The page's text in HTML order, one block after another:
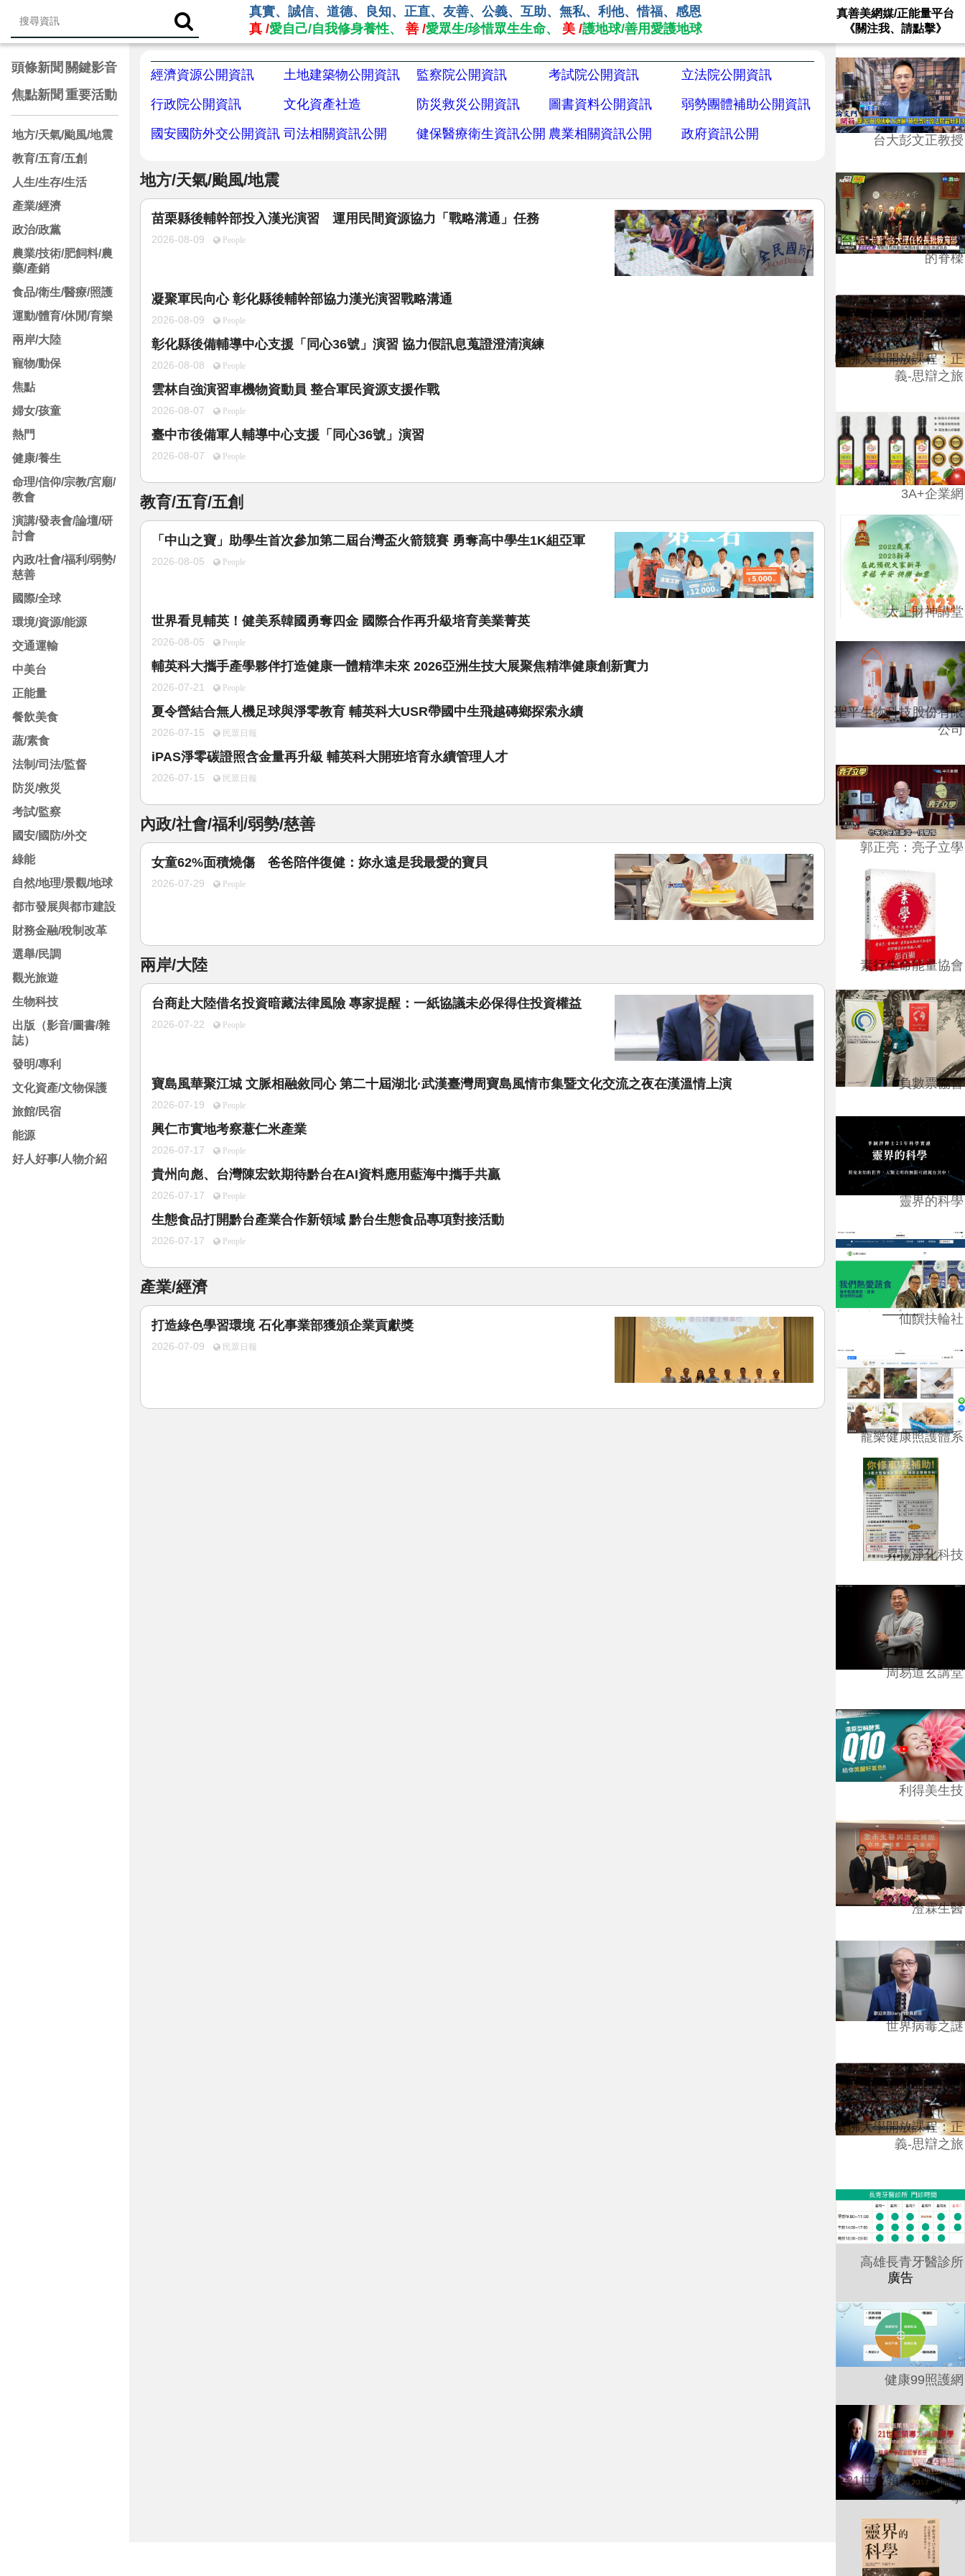
真實、誠信、道德、良知、正直、友善、公義、互助、無私、利他、惜福、感恩
真 /愛自己/自我修身養性、 善 /愛眾生/珍惜眾生生命、 美 /護地球/善用愛護地球
真善美網媒/正能量平台
《關注我、請點擊》
頭條新聞 關鍵影音
焦點新聞 重要活動
地方/天氣/颱風/地震
教育/五育/五創
人生/生存/生活
產業/經濟
政治/政黨
農業/技術/肥飼料/農
藥/產銷
食品/衛生/醫療/照護
運動/體育/休閒/育樂
兩岸/大陸
寵物/動保
焦點
婦女/孩童
熱門
健康/養生
命理/信仰/宗教/宮廟/
教會
演講/發表會/論壇/研
討會
內政/社會/福利/弱勢/
慈善
國際/全球
環境/資源/能源
交通運輸
中美台
正能量
餐飲美食
蔬/素食
法制/司法/監督
防災/救災
考試/監察
國安/國防/外交
綠能
自然/地理/景觀/地球
都市發展與都市建設
財務金融/稅制改革
選舉/民調
觀光旅遊
生物科技
出版（影音/圖書/雜
誌）
發明/專利
文化資產/文物保護
旅館/民宿
能源
好人好事/人物介紹
經濟資源公開資訊 土地建築物公開資訊 監察院公開資訊 考試院公開資訊 立法院公開資訊
行政院公開資訊 文化資產社造 防災救災公開資訊 圖書資料公開資訊 弱勢團體補助公開資訊
國安國防外交公開資訊 司法相關資訊公開 健保醫療衛生資訊公開 農業相關資訊公開 政府資訊公開
地方/天氣/颱風/地震
苗栗縣後輔幹部投入漢光演習 運用民間資源協力「戰略溝通」任務
2026-08-09 People
凝聚軍民向心 彰化縣後輔幹部協力漢光演習戰略溝通
2026-08-09 People
彰化縣後備輔導中心支援「同心36號」演習 協力假訊息蒐證澄清演練
2026-08-08 People
雲林自強演習車機物資動員 整合軍民資源支援作戰
2026-08-07 People
臺中市後備軍人輔導中心支援「同心36號」演習
2026-08-07 People
教育/五育/五創
「中山之寶」助學生首次參加第二屆台灣盃火箭競賽 勇奪高中學生1K組亞軍
2026-08-05 People
世界看見輔英！健美系韓國勇奪四金 國際合作再升級培育美業菁英
2026-08-05 People
輔英科大攜手產學夥伴打造健康一體精準未來 2026亞洲生技大展聚焦精準健康創新實力
2026-07-21 People
夏令營結合無人機足球與淨零教育 輔英科大USR帶國中生飛越磚鄉探索永續
2026-07-15 民眾日報
iPAS淨零碳證照含金量再升級 輔英科大開班培育永續管理人才
2026-07-15 民眾日報
內政/社會/福利/弱勢/慈善
女童62%面積燒傷 爸爸陪伴復健：妳永遠是我最愛的寶貝
2026-07-29 People
兩岸/大陸
台商赴大陸借名投資暗藏法律風險 專家提醒：一紙協議未必保得住投資權益
2026-07-22 People
寶島風華聚江城 文脈相融敘同心 第二十屆湖北·武漢臺灣周寶島風情市集暨文化交流之夜在漢溫情上演
2026-07-19 People
興仁市實地考察薏仁米產業
2026-07-17 People
貴州向彪、台灣陳宏欽期待黔台在AI資料應用藍海中攜手共贏
2026-07-17 People
生態食品打開黔台產業合作新領域 黔台生態食品專項對接活動
2026-07-17 People
產業/經濟
打造綠色學習環境 石化事業部獲頒企業貢獻獎
2026-07-09 民眾日報
台大彭文正教授
台學版的54/64》大學
的脊樑
哈佛大學開放課程：正
義-思辯之旅
3A+企業網
太上財神講堂
聖平生物科技股份有限
公司
郭正亮：亮子立學
素行生命能量協會
負數票協會
靈界的科學
仙饌扶輪社
寵樂健康照護體系
昇揚淨化科技
周易道玄講堂
利得美生技
澄霖生醫
世界病毒之謎
哈佛大學開放課程：正
義-思辯之旅
高雄長青牙醫診所
健康99照護網
21世紀領導力與倫理
學